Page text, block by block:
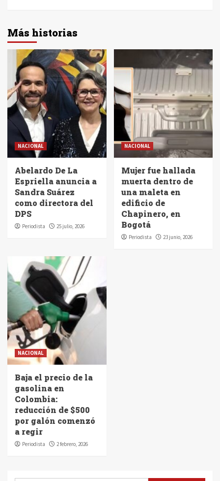
Más historias
NACIONAL
Abelardo De La
Espriella anuncia a
Sandra Suárez
como directora del
DPS
Periodista 25 julio, 2026
NACIONAL
Mujer fue hallada
muerta dentro de
una maleta en
edificio de
Chapinero, en
Bogotá
Periodista 23 junio, 2026
NACIONAL
Baja el precio de la
gasolina en
Colombia:
reducción de $500
por galón comenzó
a regir
Periodista 2 febrero, 2026